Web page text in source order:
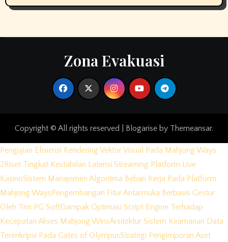
Zona Evakuasi
Copyright © All rights reserved Blogarise by Themeansar.
Pengujian Efisiensi Rendering Vektor Visual Pada Mahjong Ways
2 Riset Tingkat Kestabilan Latensi Streaming Platform Live
KasinoSistem Manajemen Algoritma Beban Kerja Pada Platform
Mahjong Ways Pengembangan Fitur Antarmuka Berbasis Gestur
Oleh Tim PG SoftDampak Optimasi Script Engine Terhadap
Kecepatan Akses Mahjong WinsArsitektur Sistem Keamanan Data
Terenkripsi Pada Gates of OlympusStrategi Pengimporan Aset